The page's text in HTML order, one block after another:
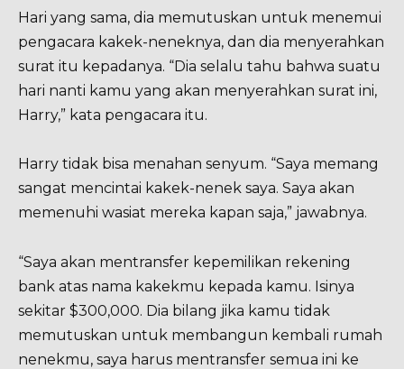
Hari yang sama, dia memutuskan untuk menemui
pengacara kakek-neneknya, dan dia menyerahkan
surat itu kepadanya. “Dia selalu tahu bahwa suatu
hari nanti kamu yang akan menyerahkan surat ini,
Harry,” kata pengacara itu.
Harry tidak bisa menahan senyum. “Saya memang
sangat mencintai kakek-nenek saya. Saya akan
memenuhi wasiat mereka kapan saja,” jawabnya.
“Saya akan mentransfer kepemilikan rekening
bank atas nama kakekmu kepada kamu. Isinya
sekitar $300,000. Dia bilang jika kamu tidak
memutuskan untuk membangun kembali rumah
nenekmu, saya harus mentransfer semua ini ke